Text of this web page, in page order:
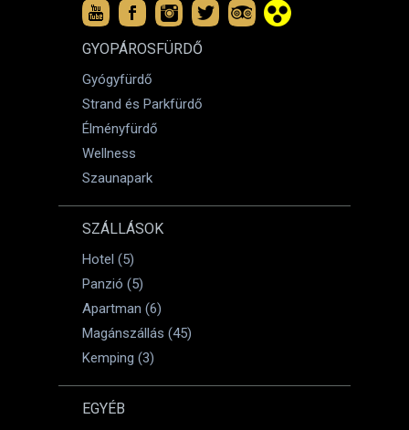
GYOPÁROSFÜRDŐ
Gyógyfürdő
Strand és Parkfürdő
Élményfürdő
Wellness
Szaunapark
SZÁLLÁSOK
Hotel (5)
Panzió (5)
Apartman (6)
Magánszállás (45)
Kemping (3)
EGYÉB